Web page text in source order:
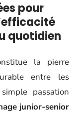
pour
quotidien
la pierre
entre les
passation
junior-senior